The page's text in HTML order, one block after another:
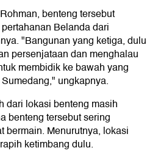
benteng tersebut
Belanda dari
"Bangunan yang ketiga, dulu
persenjataan dan menghalau
membidik ke bawah yang
ungkapnya.
dari lokasi benteng masih
benteng tersebut sering
bermain. Menurutnya, lokasi
ketimbang dulu.